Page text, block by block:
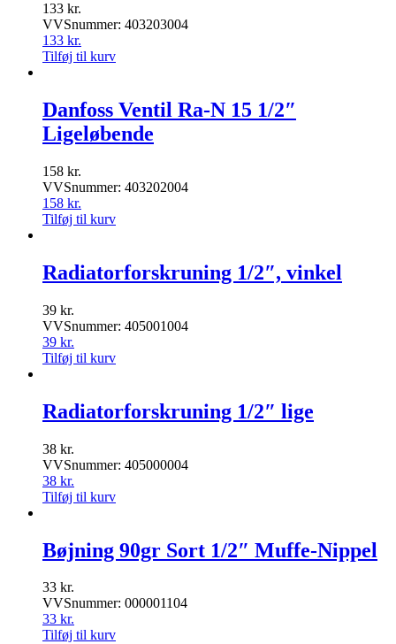
133 kr.
VVSnummer: 403203004
133 kr.
Tilføj til kurv
Danfoss Ventil Ra-N 15 1/2″
Ligeløbende
158 kr.
VVSnummer: 403202004
158 kr.
Tilføj til kurv
Radiatorforskruning 1/2″, vinkel
39 kr.
VVSnummer: 405001004
39 kr.
Tilføj til kurv
Radiatorforskruning 1/2″ lige
38 kr.
VVSnummer: 405000004
38 kr.
Tilføj til kurv
Bøjning 90gr Sort 1/2″ Muffe-Nippel
33 kr.
VVSnummer: 000001104
33 kr.
Tilføj til kurv